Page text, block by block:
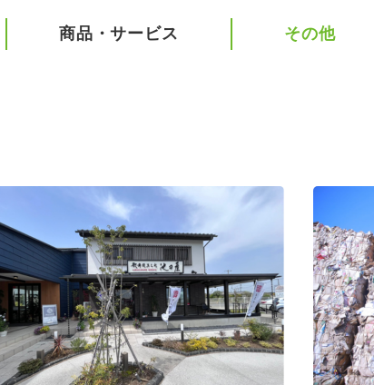
商品・サービス その他